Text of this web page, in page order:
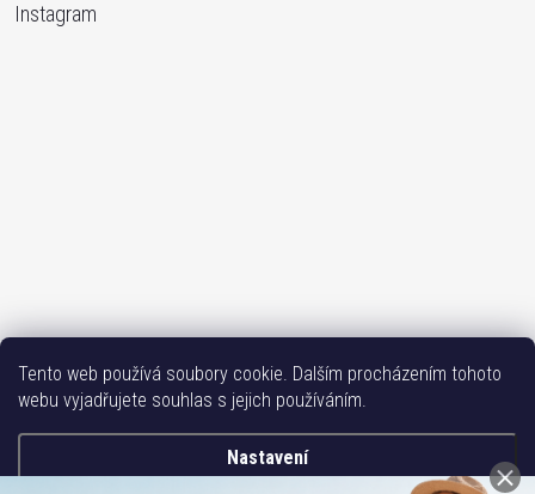
Tento web používá soubory cookie. Dalším procházením tohoto
webu vyjadřujete souhlas s jejich používáním.
Nastavení
Instagram